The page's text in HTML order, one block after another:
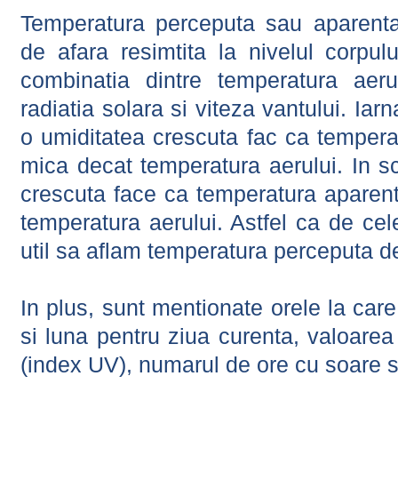
Temperatura perceputa sau
de afara resimtita la nivelul
combinatia dintre temperatura
radiatia solara si viteza vantului.
o umiditatea crescuta fac ca
mica decat temperatura aerului. In
crescuta face ca temperatura
temperatura aerului. Astfel ca de
util sa aflam temperatura perceputa
In plus, sunt mentionate orele la
si luna pentru ziua curenta,
(index UV), numarul de ore cu soare